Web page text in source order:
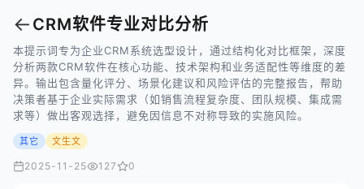
← CRM软件专业对比分析
本提示词专为企业CRM系统选型设计，通过结构化对比框架，深度
分析两款CRM软件在核心功能、技术架构和业务适配性等维度的差
异。输出包含量化评分、场景化建议和风险评估的完整报告，帮助
决策者基于企业实际需求（如销售流程复杂度、团队规模、集成需
求等）做出客观选择，避免因信息不对称导致的实施风险。
其它 文生文
2025-11-25 127 0